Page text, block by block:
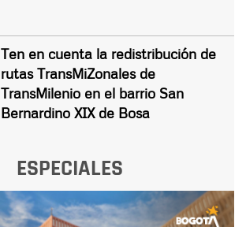
Ten en cuenta la redistribución de
rutas TransMiZonales de
TransMilenio en el barrio San
Bernardino XIX de Bosa
ESPECIALES